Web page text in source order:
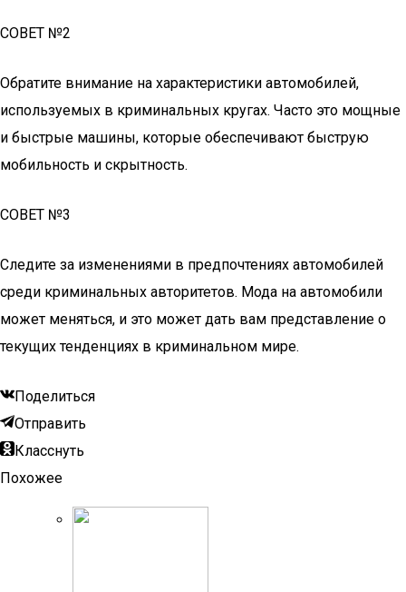
СОВЕТ №2
Обратите внимание на характеристики автомобилей,
используемых в криминальных кругах. Часто это мощные
и быстрые машины, которые обеспечивают быструю
мобильность и скрытность.
СОВЕТ №3
Следите за изменениями в предпочтениях автомобилей
среди криминальных авторитетов. Мода на автомобили
может меняться, и это может дать вам представление о
текущих тенденциях в криминальном мире.
Поделиться
Отправить
Класснуть
Похожее